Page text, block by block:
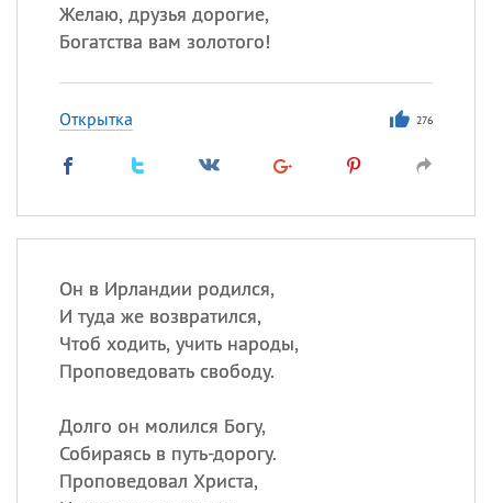
Желаю, друзья дорогие,
Богатства вам золотого!
Открытка 276
Он в Ирландии родился,
И туда же возвратился,
Чтоб ходить, учить народы,
Проповедовать свободу.
Долго он молился Богу,
Собираясь в путь-дорогу.
Проповедовал Христа,